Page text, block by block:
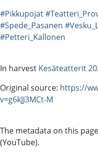
#Pikkupojat
#Spede_Pasanen
#Petteri_Kallonen
In harvest Kesäteatterit
Original source: https://
v=g6kJJ3MCt-M
The metadata on this
(YouTube).